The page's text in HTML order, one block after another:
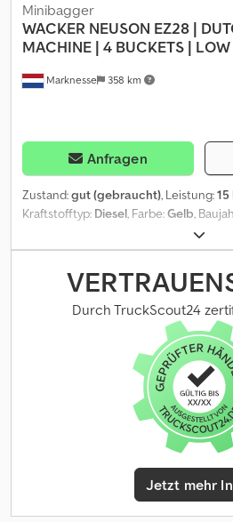
Marknesse 358 km
Minibagger
WACKER NEUSON EZ28 |
MACHINE | 4 BUCKETS | LOW
Anfragen
Zustand:gut (gebraucht), Leistung:15
Kraftstofftyp: Diesel, Farbe:Gelb,
, Baujahr: 2014 Codpfx
Zylinderzahl: 3 Leergewicht: 2.962 kg
Technischer Zustand: gut Optischer
Durch TruckScout24
Jetzt mehr